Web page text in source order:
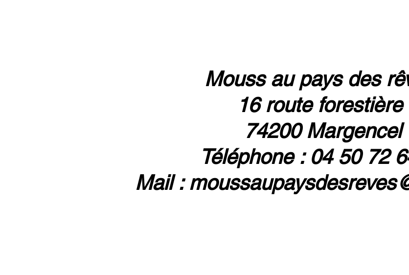
Mouss au pays des
16 route forestière
74200 Margencel
Téléphone : 04 50 72
Mail :